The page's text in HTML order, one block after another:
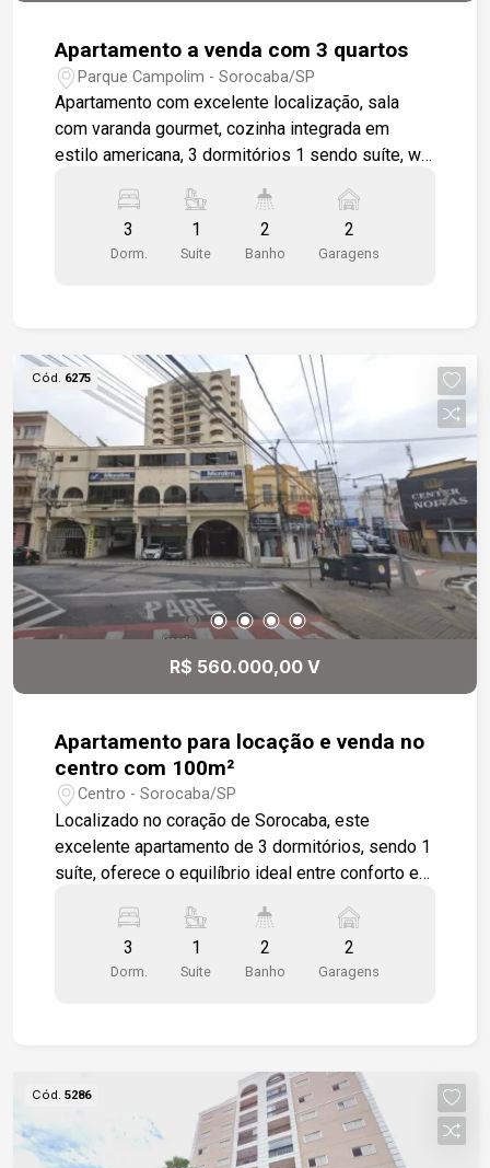
Apartamento a venda com 3 quartos
Parque Campolim - Sorocaba/SP
Apartamento com excelente localização, sala
com varanda gourmet, cozinha integrada em
estilo americana, 3 dormitórios 1 sendo suíte, wc
entregue todo em piso cerâmico padrão, 2 vagas
de garagem cobertas. Condomínio completo para
toda a família. Piscina, churrasqueira coletiva,
3
Dorm.
1
Suite
2
Banho
2
Garagens
Cód. 6275
R$ 560.000,00 V
Apartamento para locação e venda no
centro com 100m²
Centro - Sorocaba/SP
Localizado no coração de Sorocaba, este
excelente apartamento de 3 dormitórios, sendo 1
suíte, oferece o equilíbrio ideal entre conforto e
proporciona um espaço acolhedor para reunir a
família e os amigos. A cozinha conta com
armários modulados, tornando o dia a dia mais
visitas. A área de serviço é bem distribuída, e o
apartamento conta ainda com duas vagas de
garagem cobertas, proporcionando comodidade
extra. Sua localização é um grande diferencial:
3
Dorm.
1
Suite
2
Banho
2
Garagens
Cód. 5286